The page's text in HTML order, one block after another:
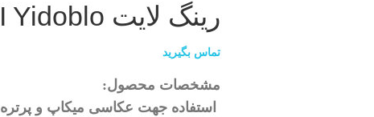
رینگ لایت FD 480II Yidoblo با پایه
تماس بگیرید
مشخصات محصول:
استفاده جهت عکاسی میکاپ و پرتره